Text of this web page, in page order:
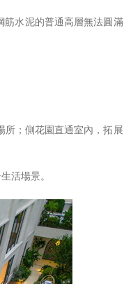
筋水泥的普通高層無法圓滿
所；側花園直通室內，拓展
活場景。